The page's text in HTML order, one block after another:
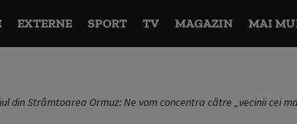
EXTERNE SPORT TV MAGAZIN MAI
din Strâmtoarea Ormuz: Ne vom concentra către „vecinii cei